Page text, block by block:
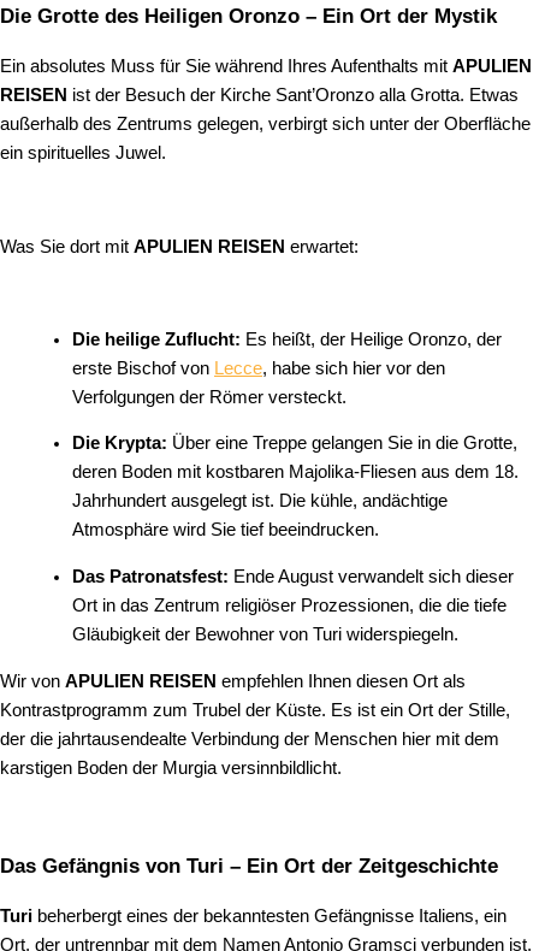
Die Grotte des Heiligen Oronzo – Ein Ort der Mystik
Ein absolutes Muss für Sie während Ihres Aufenthalts mit APULIEN
REISEN ist der Besuch der Kirche Sant’Oronzo alla Grotta. Etwas
außerhalb des Zentrums gelegen, verbirgt sich unter der Oberfläche
ein spirituelles Juwel.
Was Sie dort mit APULIEN REISEN erwartet:
Die heilige Zuflucht: Es heißt, der Heilige Oronzo, der
erste Bischof von Lecce, habe sich hier vor den
Verfolgungen der Römer versteckt.
Die Krypta: Über eine Treppe gelangen Sie in die Grotte,
deren Boden mit kostbaren Majolika-Fliesen aus dem 18.
Jahrhundert ausgelegt ist. Die kühle, andächtige
Atmosphäre wird Sie tief beeindrucken.
Das Patronatsfest: Ende August verwandelt sich dieser
Ort in das Zentrum religiöser Prozessionen, die die tiefe
Gläubigkeit der Bewohner von Turi widerspiegeln.
Wir von APULIEN REISEN empfehlen Ihnen diesen Ort als
Kontrastprogramm zum Trubel der Küste. Es ist ein Ort der Stille,
der die jahrtausendealte Verbindung der Menschen hier mit dem
karstigen Boden der Murgia versinnbildlicht.
Das Gefängnis von Turi – Ein Ort der Zeitgeschichte
Turi beherbergt eines der bekanntesten Gefängnisse Italiens, ein
Ort, der untrennbar mit dem Namen Antonio Gramsci verbunden ist.